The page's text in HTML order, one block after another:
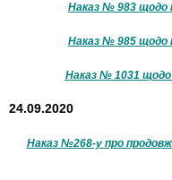
Наказ № 983 щодо
Наказ № 985 щодо
Наказ № 1031 щодо
24.09.2020
Наказ №268-у про